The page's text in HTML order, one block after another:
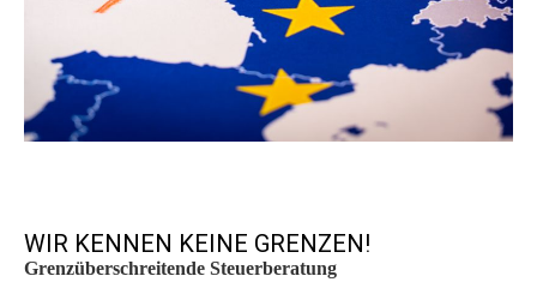
WIR KENNEN KEINE GRENZEN!
Grenzüberschreitende Steuerberatung